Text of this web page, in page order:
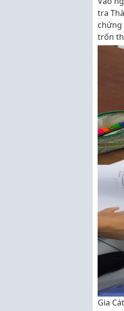
tra
chứng
trốn
Gia